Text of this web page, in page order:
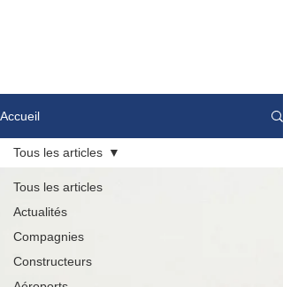
Accueil
Tous les articles
Actualités
Compagnies
Constructeurs
Tous les articles